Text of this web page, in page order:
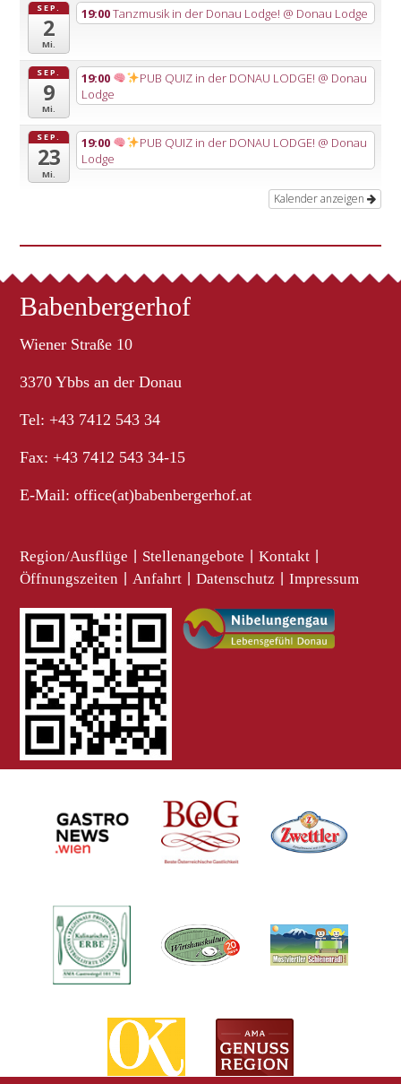
SEP.
2
Mi.
19:00Tanzmusik in der Donau Lodge! @ Donau Lodge
SEP.
9
Mi.
19:00 PUB QUIZ in der DONAU LODGE! @ Donau
Lodge
SEP.
23
Mi.
19:00 PUB QUIZ in der DONAU LODGE! @ Donau
Lodge
Kalender anzeigen
Babenbergerhof
Wiener Straße 10
3370 Ybbs an der Donau
Tel: +43 7412 543 34
Fax: +43 7412 543 34-15
E-Mail:office(at)babenbergerhof.at
Region/Ausflüge Stellenangebote Kontakt
Öffnungszeiten Anfahrt Datenschutz Impressum